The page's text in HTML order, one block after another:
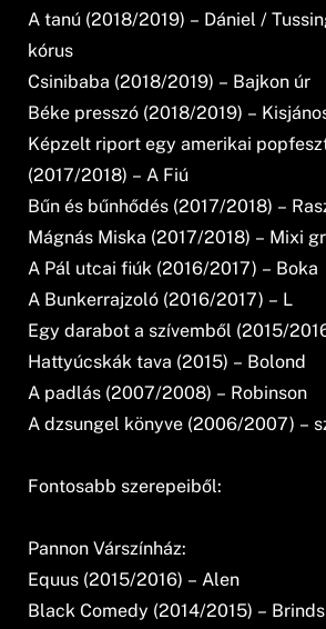
A tanú (2018/2019) – Dániel /
kórus
Csinibaba (2018/2019) – Bajkon úr
Béke presszó (2018/2019) –
Képzelt riport egy amerikai
(2017/2018) – A Fiú
Bűn és bűnhődés (2017/2018) –
Mágnás Miska (2017/2018) – Mixi
A Pál utcai fiúk (2016/2017) – Boka
A Bunkerrajzoló (2016/2017) – L
Egy darabot a szívemből (2015/
Hattyúcskák tava (2015) – Bolond
A padlás (2007/2008) – Robinson
A dzsungel könyve (2006/2007) –
Fontosabb szerepeiből:
Pannon Várszínház:
Equus (2015/2016) – Alen
Black Comedy (2014/2015) –